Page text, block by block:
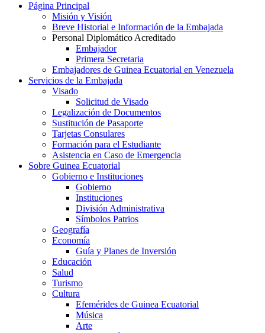
Página Principal
Misión y Visión
Breve Historial e Información de la Embajada
Personal Diplomático Acreditado
Embajador
Primera Secretaria
Embajadores de Guinea Ecuatorial en Venezuela
Servicios de la Embajada
Visado
Solicitud de Visado
Legalización de Documentos
Sustitución de Pasaporte
Tarjetas Consulares
Formación para el Estudiante
Asistencia en Caso de Emergencia
Sobre Guinea Ecuatorial
Gobierno e Instituciones
Gobierno
Instituciones
División Administrativa
Símbolos Patrios
Geografía
Economía
Guía y Planes de Inversión
Educación
Salud
Turismo
Cultura
Efemérides de Guinea Ecuatorial
Música
Arte